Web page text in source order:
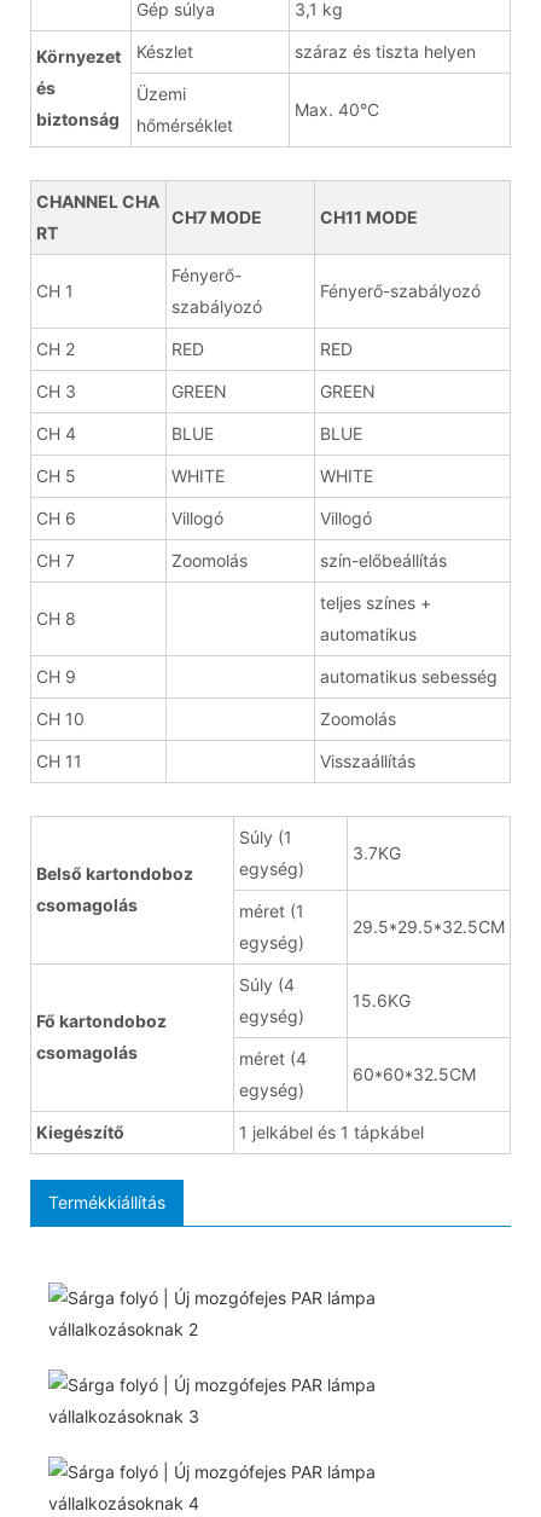
Gép súlya 3,1 kg
Környezet
és
biztonság
Készlet száraz és tiszta helyen
Üzemi
hőmérséklet
Max. 40°C
CHANNEL CHA
RT
CH7 MODE CH11 MODE
CH 1
Fényerő-
szabályozó
Fényerő-szabályozó
CH 2 RED RED
CH 3 GREEN GREEN
CH 4 BLUE BLUE
CH 5 WHITE WHITE
CH 6 Villogó Villogó
CH 7 Zoomolás szín-előbeállítás
CH 8
teljes színes +
automatikus
CH 9 automatikus sebesség
CH 10 Zoomolás
CH 11 Visszaállítás
Belső kartondoboz
csomagolás
Súly (1
egység)
3.7KG
méret (1
egység)
29.5*29.5*32.5CM
Fő kartondoboz
csomagolás
Súly (4
egység)
15.6KG
méret (4
egység)
60*60*32.5CM
Kiegészítő 1 jelkábel és 1 tápkábel
Termékkiállítás